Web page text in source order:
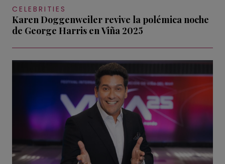
CELEBRITIES
Karen Doggenweiler revive la polémica noche
de George Harris en Viña 2025